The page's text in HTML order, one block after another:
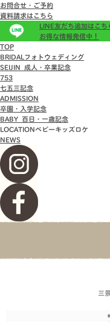
お問合せ・ご予約
資料請求はこちら
LINE友だち追加はこち
お得な情報発信中！
TOP
BRIDAL フォトウェディング
SEIJIN
成人・卒業記念
753
七五三記念
ADMISSION
卒園・入学記念
BABY
百日・一歳記念
LOCATIONベビーキッズロケ
NEWS
三